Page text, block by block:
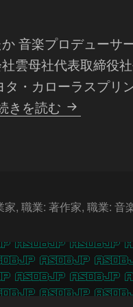
音楽プロデューサ
雲母社代表取締役
タ・カローラスプリ
きを読む 松
家,職業: 著作家,職業: 音